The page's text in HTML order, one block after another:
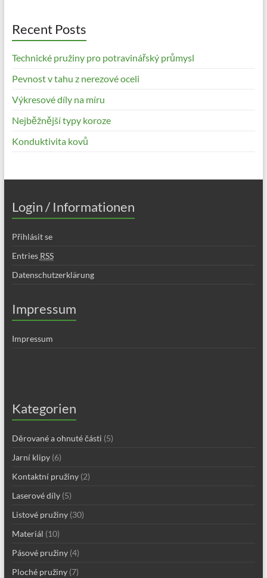
Recent Posts
Technické pružiny pro potravinářský průmysl
Pevnost v tahu z nerezové oceli
Výkresové díly na míru
Nejběžnější typy koroze
Konduktivita kovů
Login / Informationen
Přihlásit se
Entries RSS
Datenschutzerklärung
Impressum
Impressum
Kategorien
Děrované a ohnuté části (5)
Jarní klipy(6)
Kontaktní pružiny(2)
Laserové díly(5)
Listové pružiny(30)
Materiál (10)
Pásové pružiny(4)
Ploché pružiny(7)